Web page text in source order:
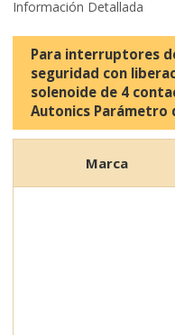
Información Detallada
Para interruptores
seguridad con
solenoide de 4
Autonics Parámetro
Marca